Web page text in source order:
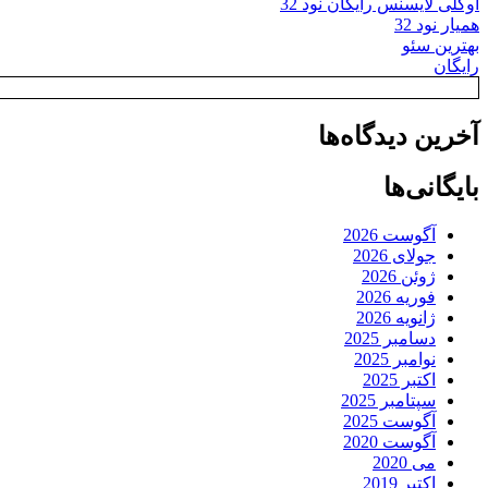
همیار نود 32
بهترین سئو
رایگان
آخرین دیدگاه‌ها
بایگانی‌ها
آگوست 2026
جولای 2026
ژوئن 2026
فوریه 2026
ژانویه 2026
دسامبر 2025
نوامبر 2025
اکتبر 2025
سپتامبر 2025
آگوست 2025
آگوست 2020
می 2020
اکتبر 2019